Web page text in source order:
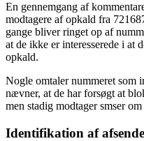
En gennemgang af
modtagere af opkald fra
gange bliver ringet op af
at de ikke er interesserede i at
opkald.
Nogle omtaler nummeret som
nævner, at de har forsøgt at
men stadig modtager smser
Identifikation af